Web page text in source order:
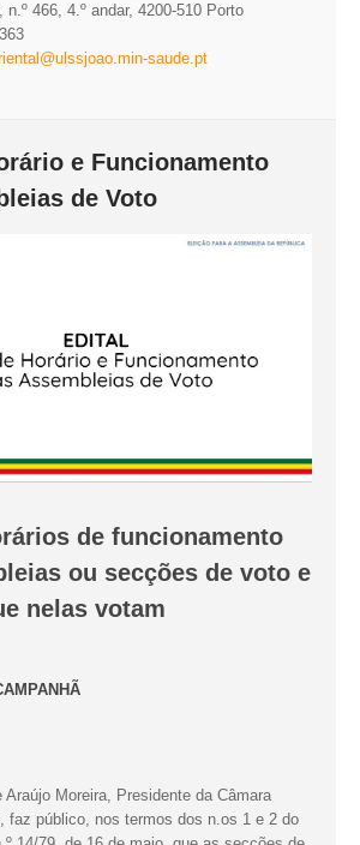
ASSOCIATIVISMO
n.º 466, 4.º andar, 4200-510 Porto
saude.pt
e Funcionamento
de Voto
de funcionamento
ou secções de voto e
nelas votam
Araújo Moreira, Presidente da Câmara
faz público, nos termos dos n.os 1 e 2 do